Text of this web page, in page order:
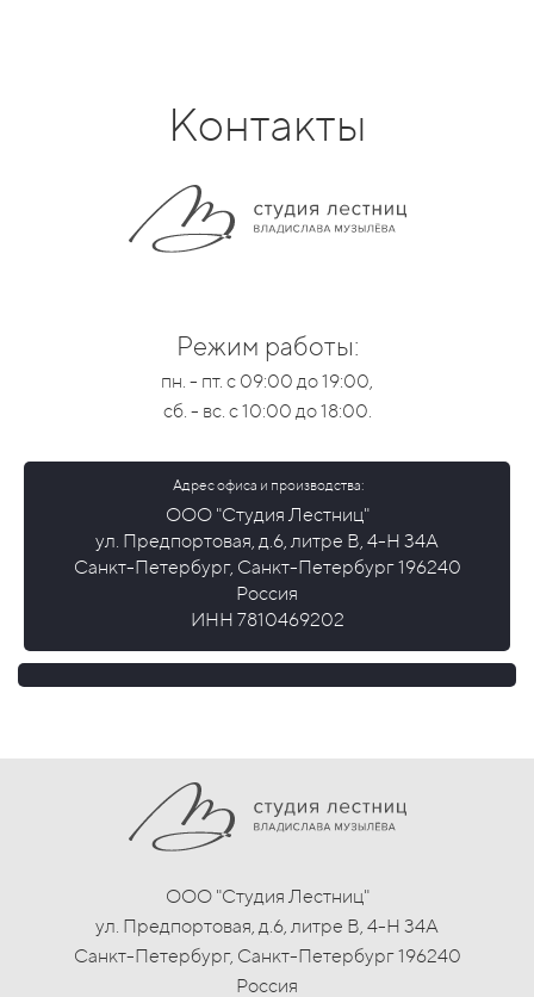
Контакты
Режим работы:
пн. - пт. с 09:00 до 19:00,
сб. - вс. с 10:00 до 18:00.
Адрес офиса и производства:
ООО "Студия Лестниц"
ул. Предпортовая, д.6, литре В, 4-Н 34А
Санкт-Петербург, Санкт-Петербург 196240
Россия
ИНН 7810469202
ООО "Студия Лестниц"
ул. Предпортовая, д.6, литре В, 4-Н 34А
Санкт-Петербург, Санкт-Петербург 196240
Россия